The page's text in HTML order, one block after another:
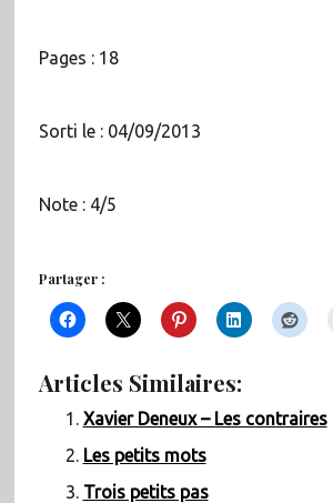
Pages : 18
Sorti le : 04/09/2013
Note : 4/5
Partager :
Articles Similaires:
Xavier Deneux – Les contraires
Les petits mots
Trois petits pas